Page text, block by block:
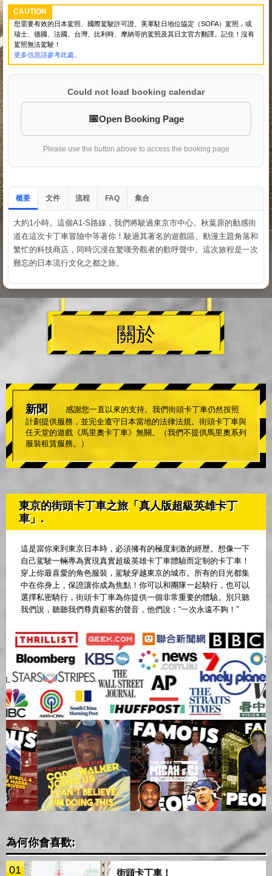
CAUTION
您需要有效的日本駕照、國際駕駛許可證、美軍駐日地位協定（SOFA）駕照，或
瑞士、德國、法國、台灣、比利時、摩納哥的駕照及其日文官方翻譯。記住！沒有
駕照無法駕駛！
更多信息請參考此處。
Could not load booking calendar
Open Booking Page
Please use the button above to access the booking page
概要 文件 流程 FAQ 集合
大約1小時。這個A1-S路線，我們將駛過東京市中心。秋葉原的動感街
道在這次卡丁車冒險中等著你！駛過其著名的遊戲區、動漫主題角落和
繁忙的科技商店，同時沉浸在驚嘆旁觀者的歡呼聲中。這次旅程是一次
難忘的日本流行文化之都之旅。
關於
新聞
感謝您一直以來的支持。我們街頭卡丁車仍然按照
計劃提供服務，並完全遵守日本當地的法律法規。街頭卡丁車與
任天堂的遊戲《馬里奧卡丁車》無關。（我們不提供馬里奧系列
服裝租賃服務。）
東京的街頭卡丁車之旅「真人版超級英雄卡丁
車」.
這是當你來到東京日本時，必須擁有的極度刺激的經歷。想像一下
自己駕駛一輛專為實現真實超級英雄卡丁車體驗而定制的卡丁車！
穿上你最喜愛的角色服裝，駕駛穿越東京的城市。所有的目光都集
中在你身上，保證讓你成為焦點！你可以和團隊一起騎行，也可以
選擇私密騎行，街頭卡丁車為你提供一個非常重要的體驗。別只聽
我們說，聽聽我們尊貴顧客的聲音，他們說：“一次永遠不夠！”
為何你會喜歡:
01 街頭卡丁車！